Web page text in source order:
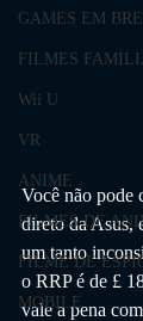
GAMES EM
FILMES
Wii U
VR
ANIME
FILMES DE
FILME DE
MOBILE
Você não
direto da Asus,
um tanto
o RRP é de £
vale a pena